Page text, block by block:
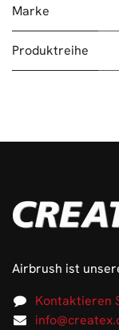
Marke
Produktreihe
Airbrush ist
Kontaktieren